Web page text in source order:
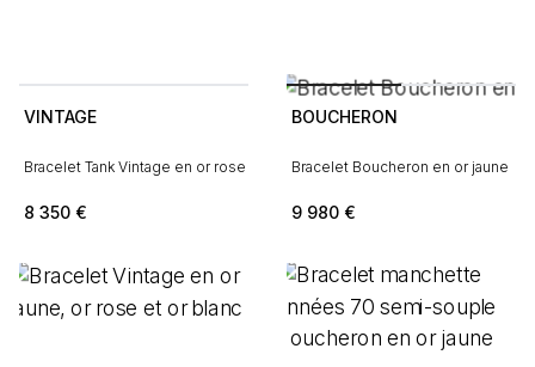
VINTAGE
Bracelet Tank Vintage en or rose
8 350 €
BOUCHERON
Bracelet Boucheron en or jaune
9 980 €